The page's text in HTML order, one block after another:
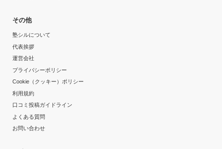
その他
塾シルについて
代表挨拶
運営会社
プライバシーポリシー
Cookie（クッキー）ポリシー
利用規約
口コミ投稿ガイドライン
よくある質問
お問い合わせ